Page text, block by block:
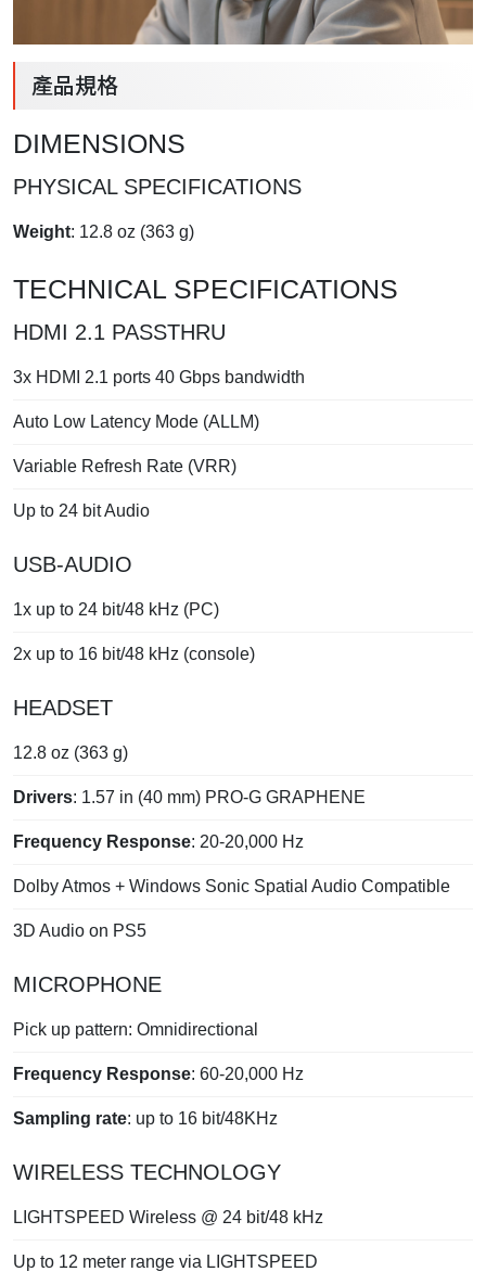
產品規格
DIMENSIONS
PHYSICAL SPECIFICATIONS
Weight: 12.8 oz (363 g)
TECHNICAL SPECIFICATIONS
HDMI 2.1 PASSTHRU
3x HDMI 2.1 ports 40 Gbps bandwidth
Auto Low Latency Mode (ALLM)
Variable Refresh Rate (VRR)
Up to 24 bit Audio
USB-AUDIO
1x up to 24 bit/48 kHz (PC)
2x up to 16 bit/48 kHz (console)
HEADSET
12.8 oz (363 g)
Drivers: 1.57 in (40 mm) PRO-G GRAPHENE
Frequency Response: 20-20,000 Hz
Dolby Atmos + Windows Sonic Spatial Audio Compatible
3D Audio on PS5
MICROPHONE
Pick up pattern: Omnidirectional
Frequency Response: 60-20,000 Hz
Sampling rate: up to 16 bit/48KHz
WIRELESS TECHNOLOGY
LIGHTSPEED Wireless @ 24 bit/48 kHz
Up to 12 meter range via LIGHTSPEED